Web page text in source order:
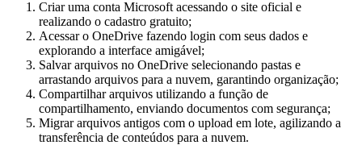
Criar uma conta Microsoft acessando o site oficial e
realizando o cadastro gratuito;
Acessar o OneDrive fazendo login com seus dados e
explorando a interface amigável;
Salvar arquivos no OneDrive selecionando pastas e
arrastando arquivos para a nuvem, garantindo organização;
Compartilhar arquivos utilizando a função de
compartilhamento, enviando documentos com segurança;
Migrar arquivos antigos com o upload em lote, agilizando a
transferência de conteúdos para a nuvem.